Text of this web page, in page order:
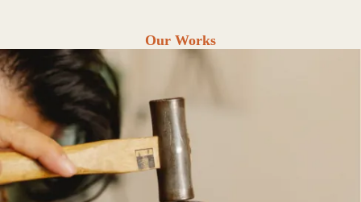
Our Works